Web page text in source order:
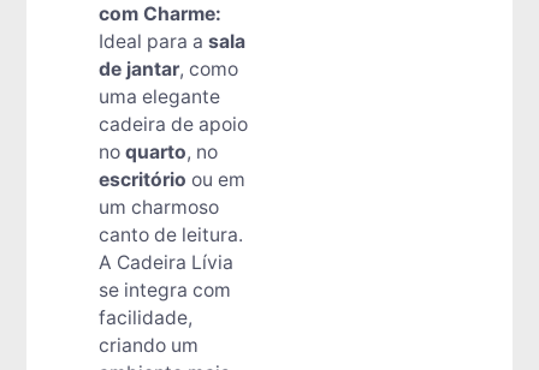
com Charme:
Ideal para a sala
de jantar, como
uma elegante
cadeira de apoio
no quarto, no
escritório ou em
um charmoso
canto de leitura.
A Cadeira Lívia
se integra com
facilidade,
criando um